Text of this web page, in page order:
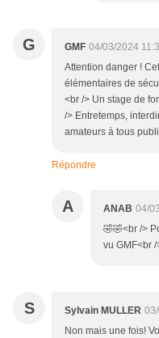
G GMF 04/03/2024
Attention danger !
élémentaires de
<br /> Un stage de
/> Entretemps,
amateurs à tous
Répondre
A ANAB 04/
🤣🤣<br />
vu GMF<br
S Sylvain MULLER
Non mais une fois!